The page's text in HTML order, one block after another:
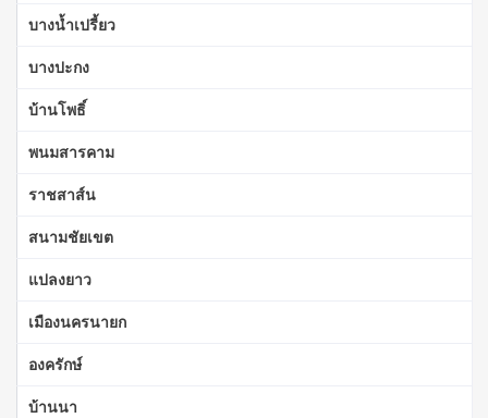
บางน้ำเปรี้ยว
บางปะกง
บ้านโพธิ์
พนมสารคาม
ราชสาส์น
สนามชัยเขต
แปลงยาว
เมืองนครนายก
องครักษ์
บ้านนา